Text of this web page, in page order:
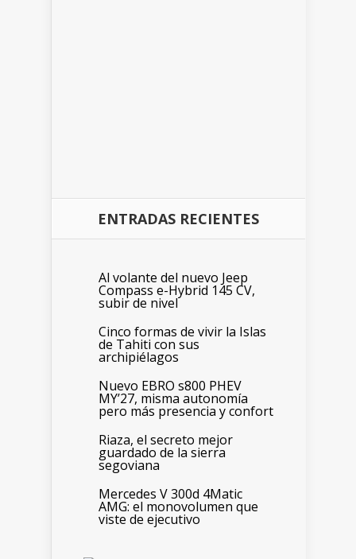
ENTRADAS RECIENTES
Al volante del nuevo Jeep
Compass e-Hybrid 145 CV,
subir de nivel
Cinco formas de vivir la Islas
de Tahiti con sus
archipiélagos
Nuevo EBRO s800 PHEV
MY’27, misma autonomía
pero más presencia y confort
Riaza, el secreto mejor
guardado de la sierra
segoviana
Mercedes V 300d 4Matic
AMG: el monovolumen que
viste de ejecutivo